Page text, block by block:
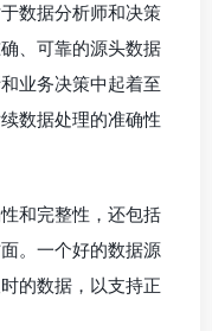
数据分析师和决策
、可靠的源头数据
业务决策中起着至
数据处理的准确性
和完整性，还包括
。一个好的数据源
的数据，以支持正